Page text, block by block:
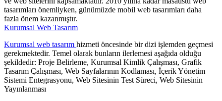
tasarımları önemliyken, günümüzde mobil web tasarımları daha
fazla önem kazanmıştır.
Kurumsal Web Tasarım
Kurumsal web tasarım hizmeti öncesinde bir dizi işlemden geçmesi
gerekmektedir. Temel olarak bunların ilerlemesi aşağıda olduğu
şekildedir: Proje Belirleme, Kurumsal Kimlik Çalışması, Grafik
Tasarım Çalışması, Web Sayfalarının Kodlaması, İçerik Yönetim
Sistemi Entegrasyonu, Web Sitesinin Test Süreci, Web Sitesinin
Yayınlanması